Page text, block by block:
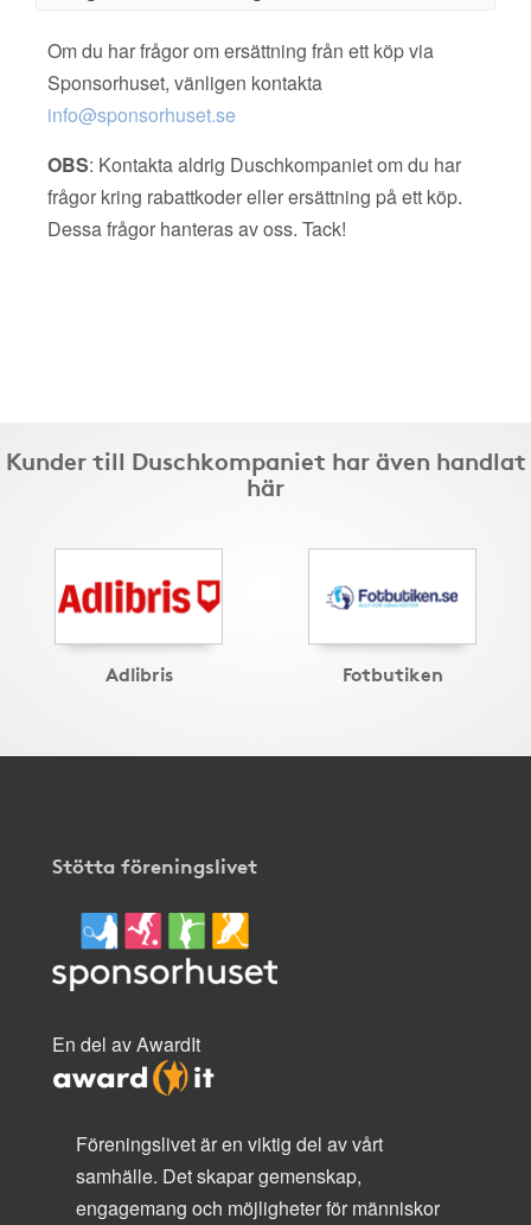
Om du har frågor om ersättning från ett köp via
Sponsorhuset, vänligen kontakta
info@sponsorhuset.se
OBS: Kontakta aldrig Duschkompaniet om du har
frågor kring rabattkoder eller ersättning på ett köp.
Dessa frågor hanteras av oss. Tack!
Kunder till Duschkompaniet har även handlat
här
Adlibris Fotbutiken
Stötta föreningslivet
En del av AwardIt
Föreningslivet är en viktig del av vårt
samhälle. Det skapar gemenskap,
engagemang och möjligheter för människor